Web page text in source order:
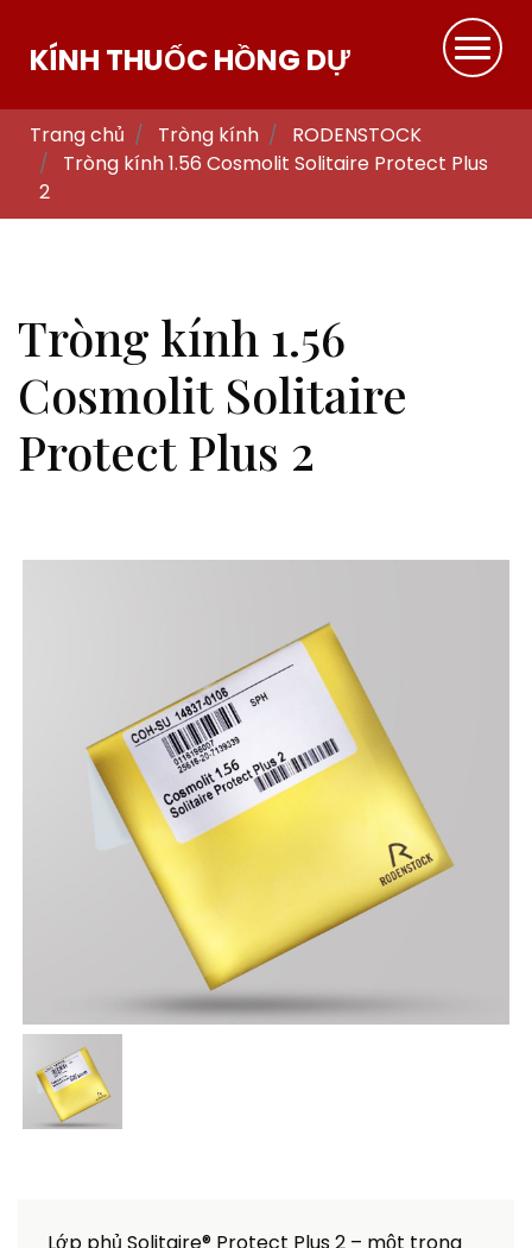
KÍNH THUỐC HỒNG DỰ
Trang chủ Tròng kính
RODENSTOCK
Tròng kính 1.56 Cosmolit Solitaire Protect Plus
2
Tròng kính 1.56
Cosmolit Solitaire
Protect Plus 2
Lớp phủ Solitaire® Protect Plus 2 – một trong